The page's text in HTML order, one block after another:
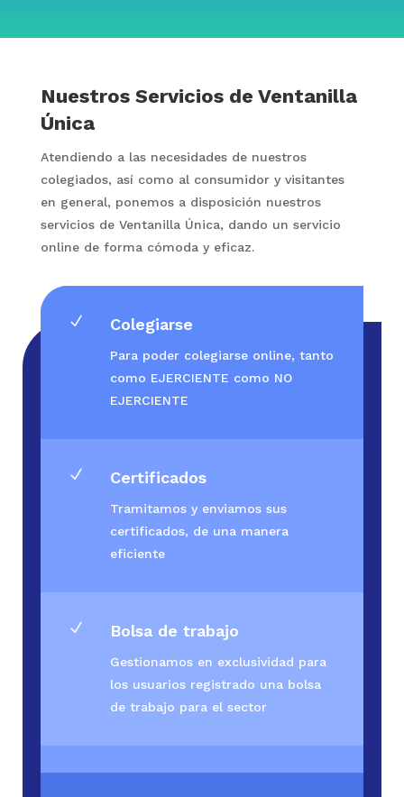
Nuestros Servicios de Ventanilla
Única
Atendiendo a las necesidades de nuestros
colegiados, así como al consumidor y visitantes
en general, ponemos a disposición nuestros
servicios de Ventanilla Única, dando un servicio
online de forma cómoda y eficaz.
N Colegiarse
Para poder colegiarse online, tanto
como EJERCIENTE como NO
EJERCIENTE
N Certificados
Tramitamos y enviamos sus
certificados, de una manera
eficiente
N Bolsa de trabajo
Gestionamos en exclusividad para
los usuarios registrado una bolsa
de trabajo para el sector